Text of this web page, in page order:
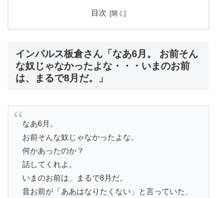
目次
インパルス板倉さん「なあ6月。 お前そん
な奴じゃなかったよな・・・いまのお前
は、まるで8月だ。」
なあ6月。
お前そんな奴じゃなかったよな。
何かあったのか？
話してくれよ。
いまのお前は、まるで8月だ。
昔お前が「ああはなりたくない」と言っていた、